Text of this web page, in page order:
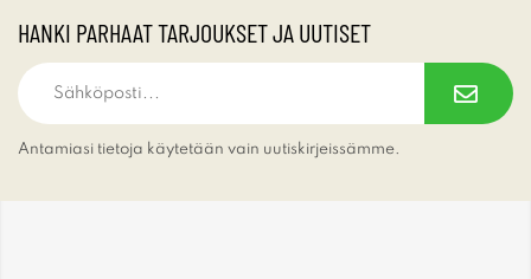
HANKI PARHAAT TARJOUKSET JA UUTISET
Antamiasi tietoja käytetään vain uutiskirjeissämme.